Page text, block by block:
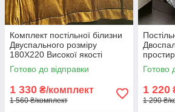
Комплект постільної білизни
Двуспального розміру
180Х220 Високої якості
Готово до відправки
1 330 ₴/комплект
1 560 ₴/комплект
білизна
Готово
1 220
1 290 ₴/